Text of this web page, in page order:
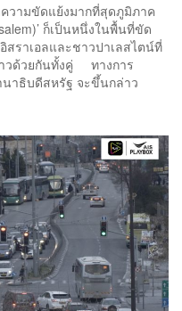
วามขัดแย้งมากที่สุดภูมิภาค
ก็เป็นหนึ่งในพื้นที่ขัด
สราเอลและชาวปาเลสไตน์ที่
วด้วยกันทั้งคู่ ทางการ
าธิบดีสหรัฐ จะขึ้นกล่าว